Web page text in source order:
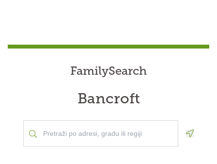
FamilySearch
Bancroft